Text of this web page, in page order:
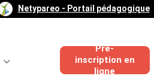
Netypareo - Portail pédagogique
Pré-
inscription en
ligne